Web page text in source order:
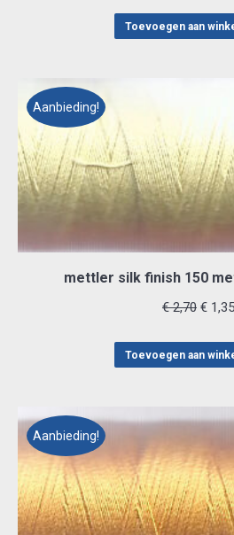
was:
Toevoegen aan
Aanbieding!
mettler silk finish 150
€2,70
was:
€ 1,35
Toevoegen aan
Aanbieding!